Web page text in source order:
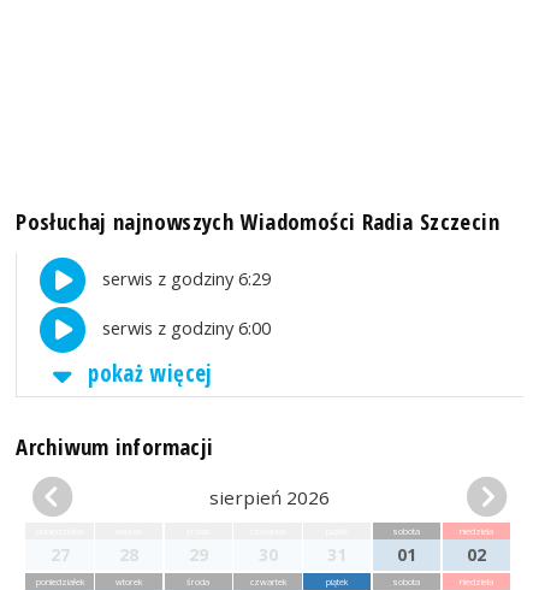
Posłuchaj najnowszych Wiadomości Radia Szczecin
serwis z godziny 6:29
serwis z godziny 6:00
pokaż więcej
Archiwum informacji
sierpień 2026
27 28 29 30 31
sobota
01
niedziela
02
poniedziałek wtorek środa czwartek piątek sobota niedziela